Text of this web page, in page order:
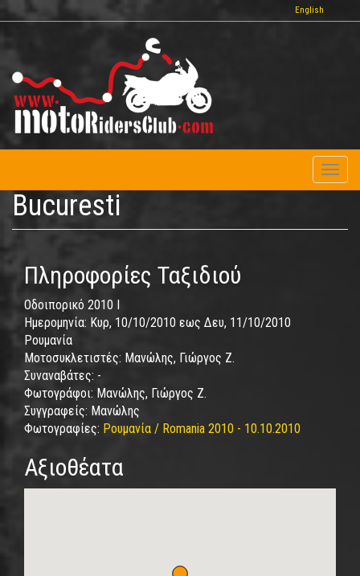
Παράκαμψη
προς
περιεχόμενο
English
Bucuresti
Πληροφορίες Ταξιδιού
Οδοιπορικό 2010 I
Ημερομηνία: Κυρ, 10/10/2010 εως Δευ, 11/10/2010
Ρουμανία
Μοτοσυκλετιστές: Μανώλης, Γιώργος Ζ.
Συναναβάτες: -
Φωτογράφοι: Μανώλης, Γιώργος Ζ.
Συγγραφείς: Μανώλης
Φωτογραφίες: Ρουμανία / Romania 2010 - 10.10.2010
Αξιοθέατα